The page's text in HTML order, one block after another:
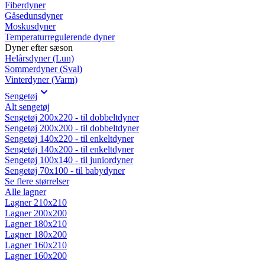
Fiberdyner
Gåsedunsdyner
Moskusdyner
Temperaturregulerende dyner
Dyner efter sæson
Helårsdyner (Lun)
Sommerdyner (Sval)
Vinterdyner (Varm)
Sengetøj
Alt sengetøj
Sengetøj 200x220 - til dobbeltdyner
Sengetøj 200x200 - til dobbeltdyner
Sengetøj 140x220 - til enkeltdyner
Sengetøj 140x200 - til enkeltdyner
Sengetøj 100x140 - til juniordyner
Sengetøj 70x100 - til babydyner
Se flere størrelser
Alle lagner
Lagner 210x210
Lagner 200x200
Lagner 180x210
Lagner 180x200
Lagner 160x210
Lagner 160x200